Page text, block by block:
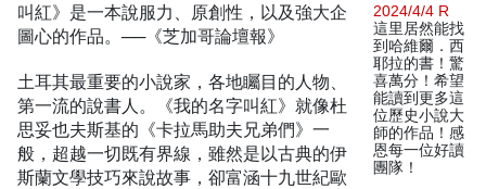
叫紅》是一本說服力、原創性，以及強大企
圖心的作品。──《芝加哥論壇報》
土耳其最重要的小說家，各地矚目的人物、
第一流的說書人。《我的名字叫紅》就像杜
思妥也夫斯基的《卡拉馬助夫兄弟們》一
般，超越一切既有界線，雖然是以古典的伊
斯蘭文學技巧來說故事，卻富涵十九世紀歐
2024/4/4 R
這里居然能找
到哈維爾．西
耶拉的書！驚
喜萬分！希望
能讀到更多這
位歷史小說大
師的作品！感
恩每一位好讀
團隊！